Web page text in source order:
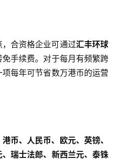
合资格企业可通过汇丰环球
手续费。对于每月有频繁跨
每年可节省数万港币的运营
币、人民币、欧元、英镑、
瑞士法郎、新西兰元、泰铢